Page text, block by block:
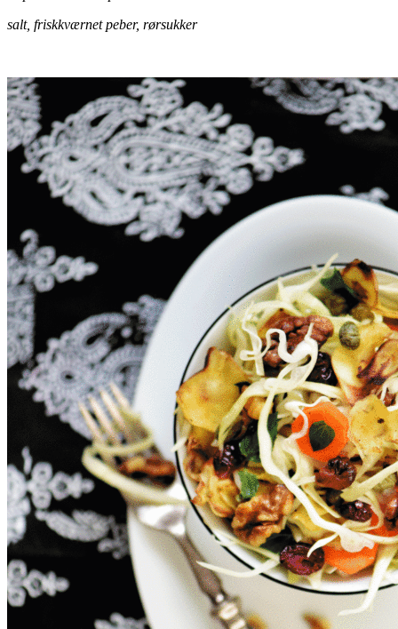
salt, friskkværnet peber, rørsukker